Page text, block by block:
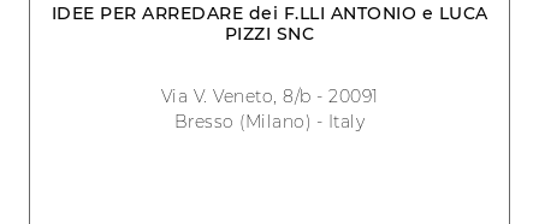
IDEE PER ARREDARE dei F.LLI ANTONIO e LUCA
PIZZI SNC
Via V. Veneto, 8/b - 20091
Bresso (Milano) - Italy